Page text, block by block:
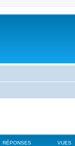
RÉPONSES VUES